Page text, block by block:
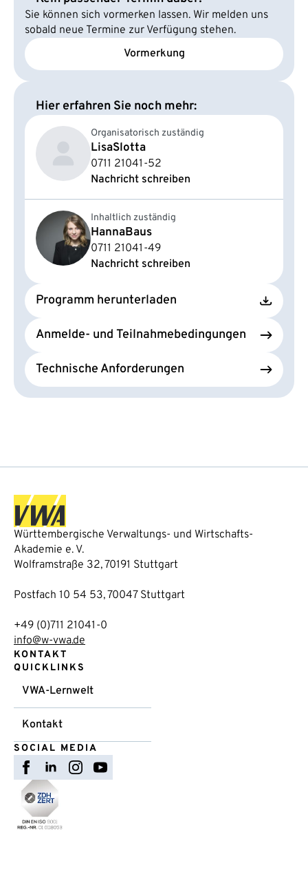
Sie können sich vormerken lassen. Wir melden uns
sobald neue Termine zur Verfügung stehen.
Vormerkung
Hier erfahren Sie noch mehr:
Organisatorisch zuständig
LisaSlotta
0711 21041-52
Nachricht schreiben
Inhaltlich zuständig
HannaBaus
0711 21041-49
Nachricht schreiben
Programm herunterladen
Anmelde- und Teilnahmebedingungen
Technische Anforderungen
Württembergische Verwaltungs- und Wirtschafts-
Akademie e. V.
Wolframstraße 32, 70191 Stuttgart
Postfach 10 54 53, 70047 Stuttgart
+49 (0)711 21041-0
info@w-vwa.de
KONTAKT
QUICKLINKS
VWA-Lernwelt
Kontakt
SOCIAL MEDIA